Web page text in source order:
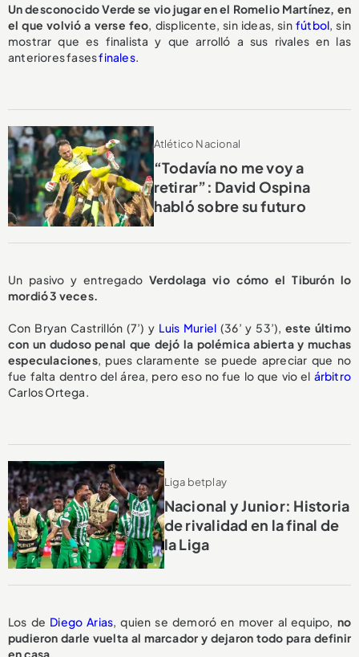
Un desconocido Verde se vio jugar en el Romelio Martínez, en
el que volvió a verse feo, displicente, sin ideas, sin fútbol, sin
mostrar que es finalista y que arrolló a sus rivales en las
anteriores fasesfinales.
Atlético Nacional
“Todavía no me voy a
retirar”: David Ospina
habló sobre su futuro
Un pasivo y entregado Verdolaga vio cómo el Tiburón lo
mordió 3 veces.
Con Bryan Castrillón (7’) y Luis Muriel (36’ y 53’),este último
con un dudoso penal que dejó la polémica abierta y muchas
especulaciones, pues claramente se puede apreciar que no
fue falta dentro del área, pero eso no fue lo que vio el árbitro
Carlos Ortega.
Liga betplay
Nacional y Junior: Historia
de rivalidad en la final de
la Liga
Los de Diego Arias, quien se demoró en mover al equipo, no
pudieron darle vuelta al marcador y dejaron todo para definir